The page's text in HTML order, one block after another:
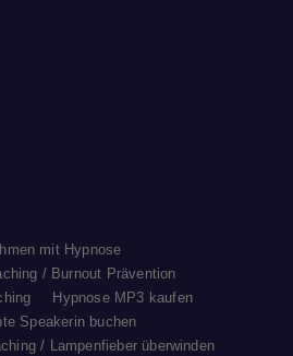
mit Hypnose
/ Burnout Prävention
Hypnose MP3 kaufen
Speakerin buchen
/ Lampenfieber überwinden